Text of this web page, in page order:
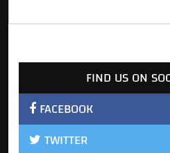
FIND US ON
FACEBOOK
TWITTER